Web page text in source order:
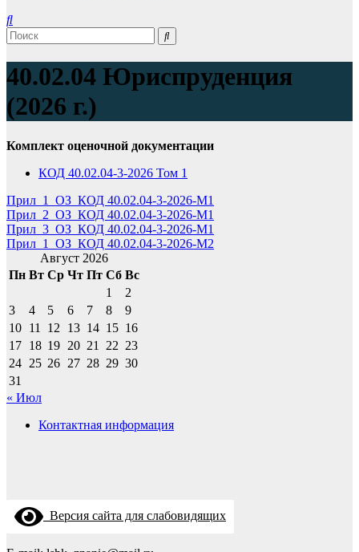
40.02.04 Юриспруденция
(2026 г.)
Комплект оценочной документации
КОД 40.02.04-3-2026 Том 1
Прил_1_ОЗ_КОД 40.02.04-3-2026-М1
Прил_2_ОЗ_КОД 40.02.04-3-2026-М1
Прил_3_ОЗ_КОД 40.02.04-3-2026-М1
Прил_1_ОЗ_КОД 40.02.04-3-2026-М2
Август 2026
Пн Вт Ср Чт Пт Сб Вс
1
2
3
4 5 6 7 8
9
10 11 12 13 14 15 16
17 18 19 20 21 22 23
24 25 26 27 28 29 30
31
« Июл
Контактная информация
Версия сайта для слабовидящих